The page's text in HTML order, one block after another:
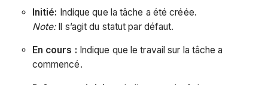
Initié: Indique que la tâche a été créée.
Note:Il s’agit du statut par défaut.
En cours : Indique que le travail sur la tâche a
commencé.